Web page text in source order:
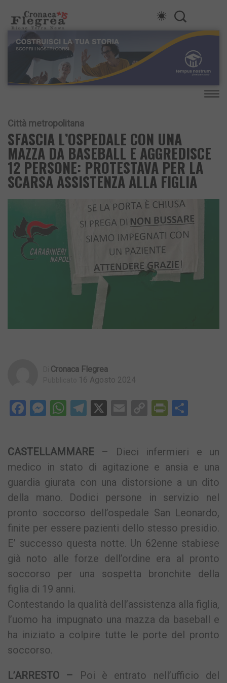
Città metropolitana
SFASCIA L’OSPEDALE CON UNA
MAZZA DA BASEBALL E AGGREDISCE
12 PERSONE: PROTESTAVA PER LA
SCARSA ASSISTENZA ALLA FIGLIA
Cronaca Flegrea
16 Agosto 2024
Facebook
Messenger
WhatsApp
Telegram
X EmailCopy
CASTELLAMMARE – Dieci infermieri e un
medico in stato di agitazione e ansia e una
guardia giurata con una distorsione a un dito
della mano. Dodici persone in servizio nel
pronto soccorso dell’ospedale San Leonardo,
finite per essere pazienti dello stesso presidio.
E’ successo questa notte. Un 62enne stabiese
già noto alle forze dell’ordine era al pronto
soccorso per una sospetta bronchite della
figlia di 19 anni.
Contestando la qualità dell’assistenza alla figlia,
l’uomo ha impugnato una mazza da baseball e
ha iniziato a colpire tutte le porte del pronto
soccorso.
L’ARRESTO – Poi è entrato nell’ufficio del